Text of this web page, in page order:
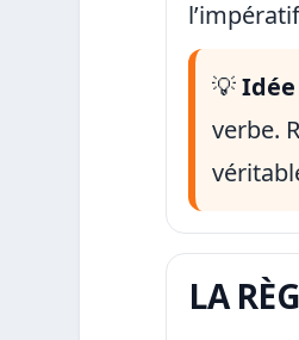
💡
verbe.
LA